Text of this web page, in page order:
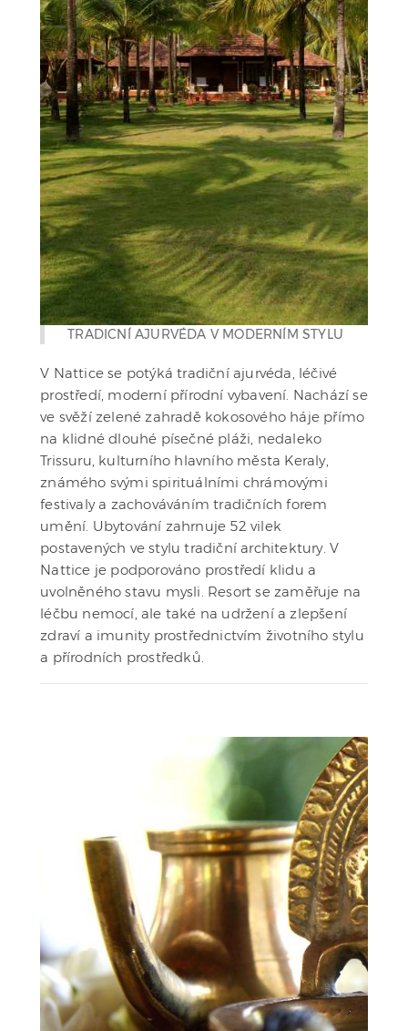
TRADICNÍ AJURVÉDA V MODERNÍM STYLU
V Nattice se potýká tradiční ajurvéda, léčivé
prostředí, moderní přírodní vybavení. Nachází se
ve svěží zelené zahradě kokosového háje přímo
na klidné dlouhé písečné pláži, nedaleko
Trissuru, kulturního hlavního města Keraly,
známého svými spirituálními chrámovými
festivaly a zachováváním tradičních forem
umění. Ubytování zahrnuje 52 vilek
postavených ve stylu tradiční architektury. V
Nattice je podporováno prostředí klidu a
uvolněného stavu mysli. Resort se zaměřuje na
léčbu nemocí, ale také na udržení a zlepšení
zdraví a imunity prostřednictvím životního stylu
a přírodních prostředků.